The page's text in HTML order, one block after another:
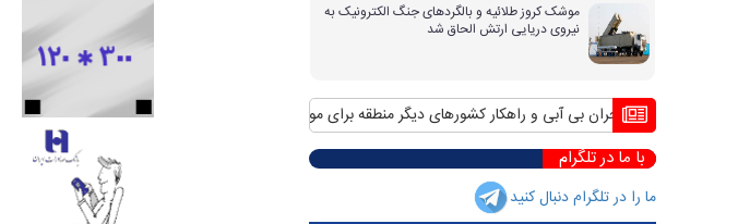
موشک کروز طلائیه و بالگردهای جنگ الکترونیک به
نیروی دریایی ارتش الحاق شد
بحران بی آبی و راهکار کشورهای دیگر منطقه برای مواجهه با آن منافع پایدار ایران در شانگهای چیست؟
با ما در تلگرام
ما را در تلگرام دنبال کنید